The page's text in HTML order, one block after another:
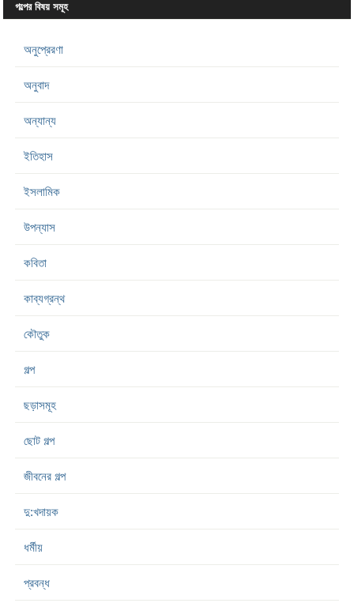
গল্পের বিষয় সমূহ
অনুপ্রেরণা
অনুবাদ
অন্যান্য
ইতিহাস
ইসলামিক
উপন্যাস
কবিতা
কাব্যগ্রন্থ
কৌতুক
গল্প
ছড়াসমূহ
ছোট গল্প
জীবনের গল্প
দু:খদায়ক
ধর্মীয়
প্রবন্ধ